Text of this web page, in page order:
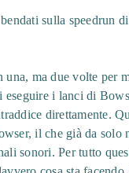
sulla
ma due volte per
eseguire i lanci di
direttamente.
il che già da solo
sonori. Per tutto